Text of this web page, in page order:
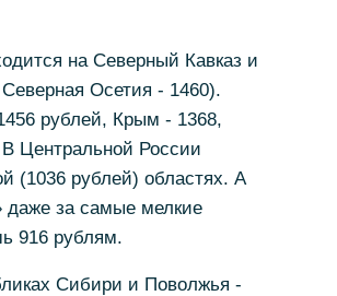
на Северный Кавказ и
Осетия - 1460).
рублей, Крым - 1368,
Центральной России
(1036 рублей) областях. А
даже за самые мелкие
916 рублям.
Сибири и Поволжья -